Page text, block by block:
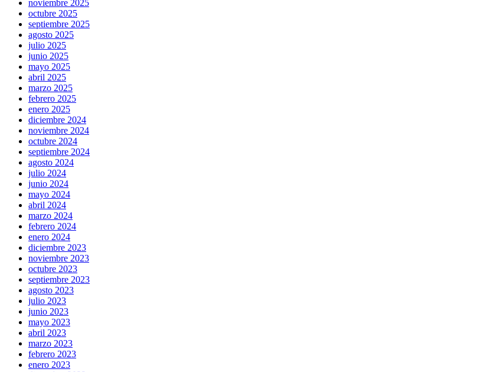
noviembre 2025
octubre 2025
septiembre 2025
agosto 2025
julio 2025
junio 2025
mayo 2025
abril 2025
marzo 2025
febrero 2025
enero 2025
diciembre 2024
noviembre 2024
octubre 2024
septiembre 2024
agosto 2024
julio 2024
junio 2024
mayo 2024
abril 2024
marzo 2024
febrero 2024
enero 2024
diciembre 2023
noviembre 2023
octubre 2023
septiembre 2023
agosto 2023
julio 2023
junio 2023
mayo 2023
abril 2023
marzo 2023
febrero 2023
enero 2023